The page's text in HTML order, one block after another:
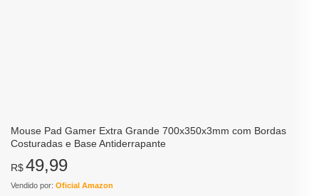
Mouse Pad Gamer Extra Grande 700x350x3mm com Bordas
Costuradas e Base Antiderrapante
R$49,99
Vendido por: Oficial Amazon